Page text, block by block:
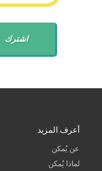
أعرف المزيد
عن يُمكن
لماذا يُمكن